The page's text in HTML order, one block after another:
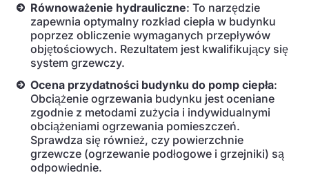
Równoważenie hydrauliczne: To narzędzie
zapewnia optymalny rozkład ciepła w budynku
poprzez obliczenie wymaganych przepływów
objętościowych. Rezultatem jest kwalifikujący się
system grzewczy.
Ocena przydatności budynku do pomp ciepła:
Obciążenie ogrzewania budynku jest oceniane
zgodnie z metodami zużycia i indywidualnymi
obciążeniami ogrzewania pomieszczeń.
Sprawdza się również, czy powierzchnie
grzewcze (ogrzewanie podłogowe i grzejniki) są
odpowiednie.